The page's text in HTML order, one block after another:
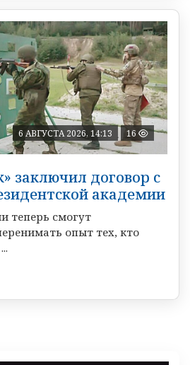
6 АВГУСТА 2026, 14:13 16
заключил договор с
академии
теперь смогут
опыт тех, кто